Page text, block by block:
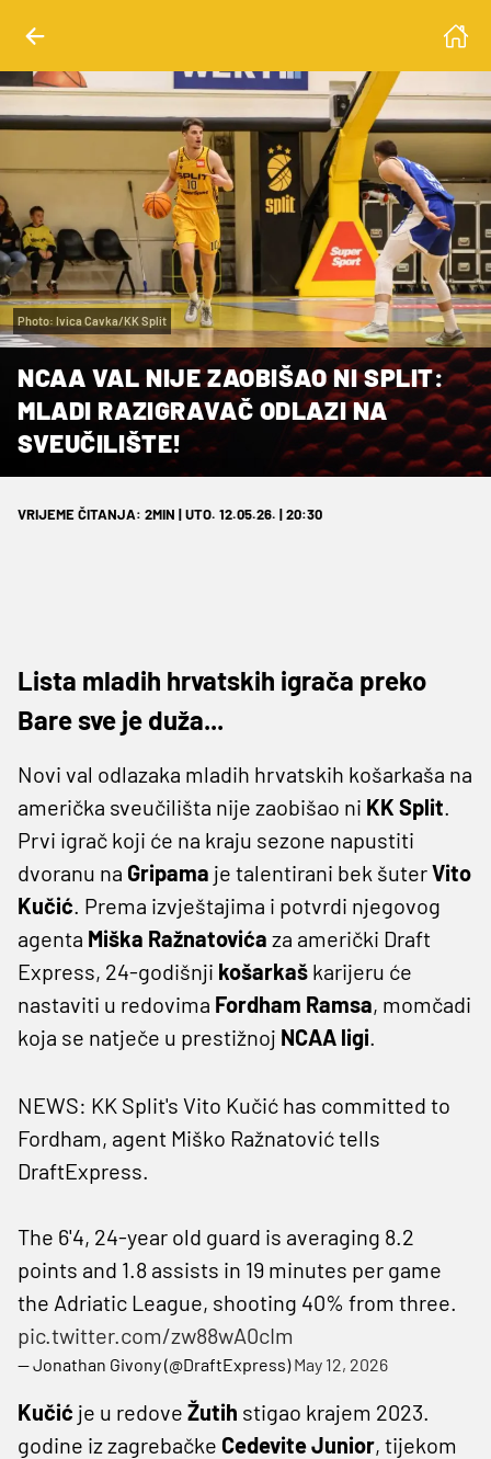
Photo: Ivica Cavka/KK Split
NCAA VAL NIJE ZAOBIŠAO NI SPLIT:
MLADI RAZIGRAVAČ ODLAZI NA
SVEUČILIŠTE!
VRIJEME ČITANJA: 2MIN | UTO. 12.05.26. | 20:30
Lista mladih hrvatskih igrača preko
Bare sve je duža...
Novi val odlazaka mladih hrvatskih košarkaša na
američka sveučilišta nije zaobišao ni KK Split.
Prvi igrač koji će na kraju sezone napustiti
dvoranu na Gripama je talentirani bek šuterVito
Kučić. Prema izvještajima i potvrdi njegovog
agenta Miška Ražnatovića za američki Draft
Express, 24-godišnji košarkaš karijeru će
nastaviti u redovima Fordham Ramsa, momčadi
koja se natječe u prestižnoj NCAA ligi.
NEWS: KK Split's Vito Kučić has committed to
Fordham, agent Miško Ražnatović tells
DraftExpress.
The 6'4, 24-year old guard is averaging 8.2
points and 1.8 assists in 19 minutes per game
the Adriatic League, shooting 40% from three.
pic.twitter.com/zw88wA0cIm
— Jonathan Givony (@DraftExpress)May 12, 2026
Kučić je u redove Žutih stigao krajem 2023.
godine iz zagrebačke Cedevite Junior, tijekom